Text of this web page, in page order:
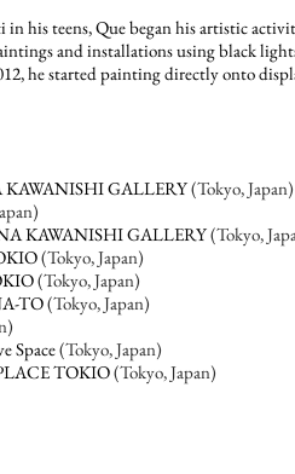
his teens, Que began his artistic
and installations using black
he started painting directly onto
GALLERY(Tokyo, Japan)
KAWANISHI GALLERY(Tokyo,
(Tokyo, Japan)
(Tokyo, Japan)
TO(Tokyo, Japan)
Space(Tokyo, Japan)
TOKIO(Tokyo, Japan)